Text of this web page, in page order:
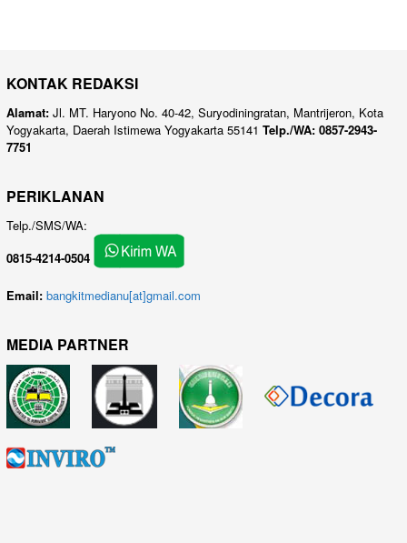
KONTAK REDAKSI
Alamat: Jl. MT. Haryono No. 40-42, Suryodiningratan, Mantrijeron, Kota
Yogyakarta, Daerah Istimewa Yogyakarta 55141 Telp./WA: 0857-2943-
7751
PERIKLANAN
Telp./SMS/WA:
0815-4214-0504
Email: bangkitmedianu[at]gmail.com
MEDIA PARTNER